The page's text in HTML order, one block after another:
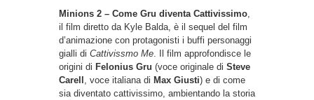
Minions 2 – Come Gru diventa Cattivissimo,
il film diretto da Kyle Balda, è il sequel del film
d’animazione con protagonisti i buffi personaggi
gialli di Cattivissmo Me. Il film approfondisce le
origini di Felonius Gru (voce originale di Steve
Carell , voce italiana di Max Giusti) e di come
sia diventato cattivissimo, ambientando la storia